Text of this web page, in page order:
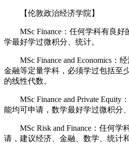
【伦敦政治经济学院】
MSc Finance：任何学科有良好
学最好学过微积分、统计。
MSc Finance and Economics：
金融等定量学科，必须学过包括至
的线性代数。
MSc Finance and Private Equity
能均可申请，数学最好学过微积分
MSc Risk and Finance：任何学
请，建议经济、金融、数学、统计